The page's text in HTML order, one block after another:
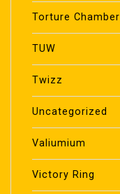
Torture Chamber
TUW
Twizz
Uncategorized
Valiumium
Victory Ring